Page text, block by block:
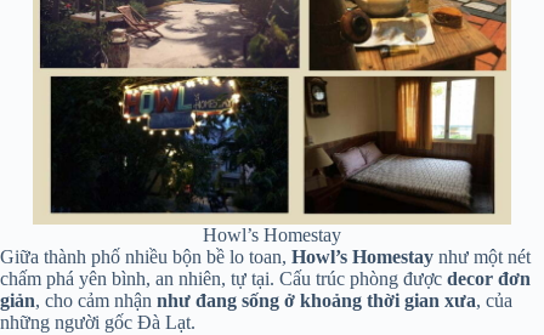
Howl’s Homestay
Giữa thành phố nhiều bộn bề lo toan, Howl’s Homestay như một nét
chấm phá yên bình, an nhiên, tự tại. Cấu trúc phòng được decor đơn
giản, cho cảm nhận như đang sống ở khoảng thời gian xưa, của
những người gốc Đà Lạt.